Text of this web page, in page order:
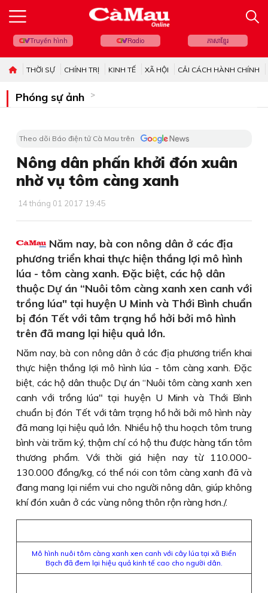
Truyền hình Radio ភាសាខ្មែរ
THỜI SỰ CHÍNH TRỊ KINH TẾ XÃ HỘI CẢI CÁCH HÀNH CHÍNH
Phóng sự ảnh
Theo dõi Báo điện tử Cà Mau trên
Nông dân phấn khởi đón xuân
nhờ vụ tôm càng xanh
14 tháng 01 2017 19:45
Năm nay, bà con nông dân ở các địa
phương triển khai thực hiện thắng lợi mô hình
lúa - tôm càng xanh. Ðặc biệt, các hộ dân
thuộc Dự án “Nuôi tôm càng xanh xen canh với
trồng lúa" tại huyện U Minh và Thới Bình chuẩn
bị đón Tết với tâm trạng hồ hởi bởi mô hình
trên đã mang lại hiệu quả lớn.
Năm nay, bà con nông dân ở các địa phương triển khai
thực hiện thắng lợi mô hình lúa - tôm càng xanh. Ðặc
biệt, các hộ dân thuộc Dự án “Nuôi tôm càng xanh xen
canh với trồng lúa" tại huyện U Minh và Thới Bình
chuẩn bị đón Tết với tâm trạng hồ hởi bởi mô hình này
đã mang lại hiệu quả lớn. Nhiều hộ thu hoạch tôm trung
bình vài trăm ký, thậm chí có hộ thu được hàng tấn tôm
thương phẩm. Với thời giá hiện nay từ 110.000-
130.000 đồng/kg, có thể nói con tôm càng xanh đã và
đang mang lại niềm vui cho người nông dân, giúp không
khí đón xuân ở các vùng nông thôn rộn ràng hơn./.
Mô hình nuôi tôm càng xanh xen canh với cây lúa tại xã Biển
Bạch đã đem lại hiệu quả kinh tế cao cho người dân.